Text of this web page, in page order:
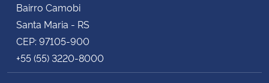
Bairro Camobi
Santa Maria - RS
CEP: 97105-900
+55 (55) 3220-8000